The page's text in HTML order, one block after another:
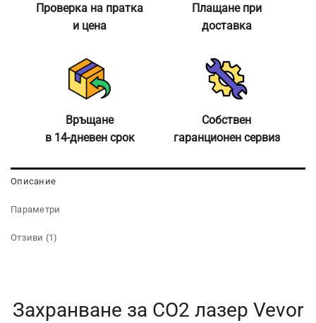
Проверка на пратка
и цена
Плащане при
доставка
Връщане
в 14-дневен срок
Собствен
гаранционен сервиз
Описание
Параметри
Отзиви (1)
Захранване за CO2 лазер Vevor